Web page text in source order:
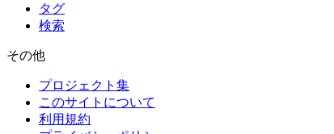
タグ
検索
その他
プロジェクト集
このサイトについて
利用規約